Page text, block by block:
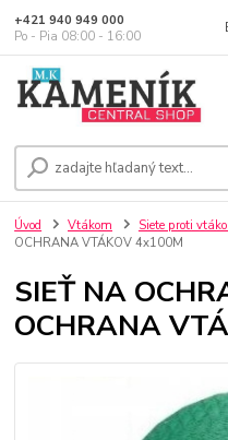
+421 940 949 000
Po - Pia 08:00 - 16:00
Úvod Vtákom Siete proti
OCHRANA VTÁKOV 4x100M
SIEŤ NA
OCHRANA